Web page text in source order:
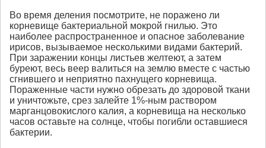
Во время деления посмотрите, не поражено ли
корневище бактериальной мокрой гнилью. Это
наиболее распространенное и опасное заболевание
ирисов, вызываемое несколькими видами бактерий.
При заражении концы листьев желтеют, а затем
буреют, весь веер валиться на землю вместе с частью
сгнившего и неприятно пахнущего корневища.
Пораженные части нужно обрезать до здоровой ткани
и уничтожьте, срез залейте 1%-ным раствором
марганцовокислого калия, а корневища на несколько
часов оставьте на солнце, чтобы погибли оставшиеся
бактерии.